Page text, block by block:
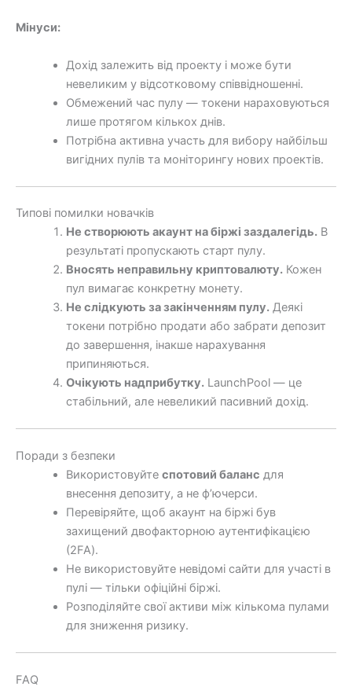
Мінуси:
Дохід залежить від проекту і може бути
невеликим у відсотковому співвідношенні.
Обмежений час пулу — токени нараховуються
лише протягом кількох днів.
Потрібна активна участь для вибору найбільш
вигідних пулів та моніторингу нових проектів.
Типові помилки новачків
Не створюють акаунт на біржі заздалегідь.В
результаті пропускають старт пулу.
Вносять неправильну криптовалюту.Кожен
пул вимагає конкретну монету.
Не слідкують за закінченням пулу.Деякі
токени потрібно продати або забрати депозит
до завершення, інакше нарахування
припиняються.
Очікують надприбутку.LaunchPool — це
стабільний, але невеликий пасивний дохід.
Поради з безпеки
Використовуйте спотовий баланс для
внесення депозиту, а не ф’ючерси.
Перевіряйте, щоб акаунт на біржі був
захищений двофакторною аутентифікацією
(2FA).
Не використовуйте невідомі сайти для участі в
пулі — тільки офіційні біржі.
Розподіляйте свої активи між кількома пулами
для зниження ризику.
FAQ